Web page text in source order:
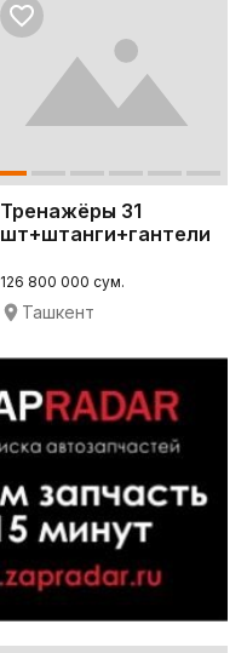
Тренажёры 31
шт+штанги+гантели
126 800 000 сум.
Ташкент